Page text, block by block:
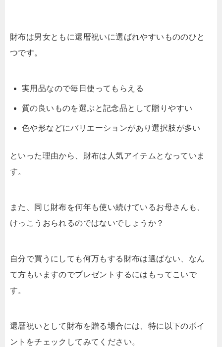
財布は男女ともに還暦祝いに選ばれやすいもののひと
つです。
実用品なので毎日使ってもらえる
質の良いものを選ぶと記念品として贈りやすい
色や形などにバリエーションがあり選択肢が多い
といった理由から、財布は人気アイテムとなっていま
す。
また、同じ財布を何年も使い続けているお母さんも、
けっこうおられるのではないでしょうか？
自分で買うにしても何万もする財布は選ばない、なん
て方もいますのでプレゼントするにはもってこいで
す。
還暦祝いとして財布を贈る場合には、特に以下のポイ
ントをチェックしてみてください。